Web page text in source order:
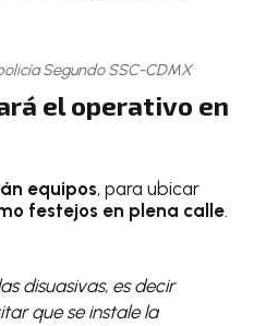
Segundo SSC-CDMX
el operativo en
equipos, para ubicar
festejos en plena calle.
disuasivas, es decir
que se instale la